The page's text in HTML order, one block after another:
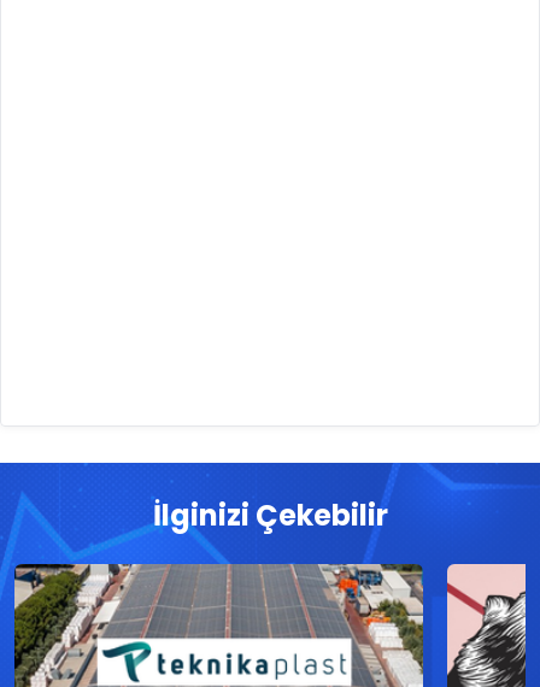
İlginizi Çekebilir